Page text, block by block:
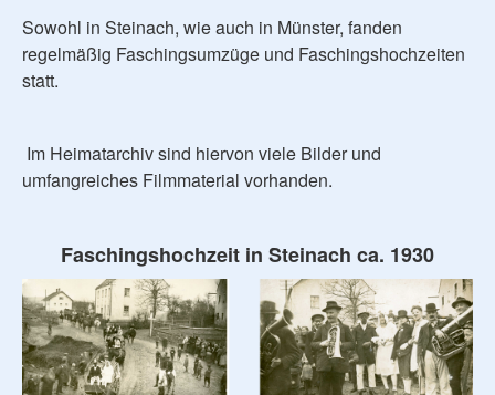
Sowohl in Steinach, wie auch in Münster, fanden
regelmäßig Faschingsumzüge und Faschingshochzeiten
statt.
Im Heimatarchiv sind hiervon viele Bilder und
umfangreiches Filmmaterial vorhanden.
Faschingshochzeit in Steinach ca. 1930